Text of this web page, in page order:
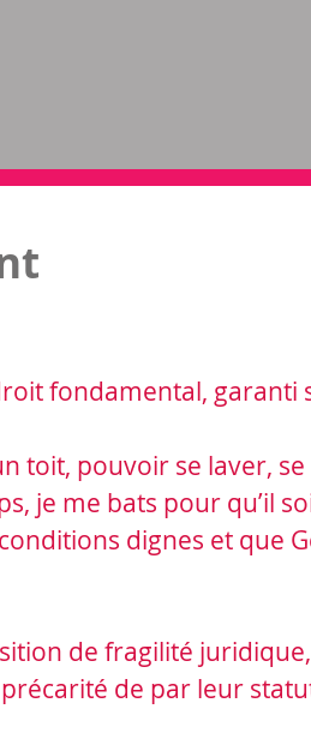
fondamental, garanti
toit, pouvoir se laver,
je me bats pour qu’il
dignes et que
de fragilité
de par leur